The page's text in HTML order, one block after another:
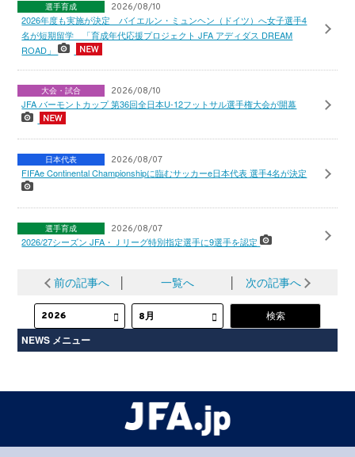
選手育成 2026/08/10
2026年度も実施が決定 バイエルン・ミュンヘン（ドイツ）へ女子選手4
名が短期留学 「育成年代応援プロジェクト JFA アディダス DREAM
ROAD」
大会・試合 2026/08/10
JFA バーモントカップ 第36回全日本U-12フットサル選手権大会が開幕
日本代表 2026/08/07
FIFAe Continental Championshipに臨むサッカーe日本代表 選手4名が決定
選手育成 2026/08/07
2026/27シーズン JFA・Ｊリーグ特別指定選手に9選手を認定
前の記事へ 一覧へ 次の記事へ
NEWS メニュー